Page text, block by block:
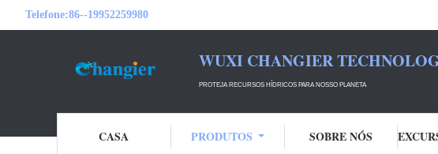
Telefone:86--19952259980
WUXI CHANGIER
PROTEJA RECURSOS HÍDRICOS PARA NOSSO PLANETA
CASA PRODUTOS SOBRE NÓS